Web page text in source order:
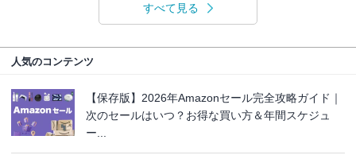
すべて見る
人気のコンテンツ
【保存版】2026年Amazonセール完全攻略ガイド｜
次のセールはいつ？お得な買い方＆年間スケジュ
ー...